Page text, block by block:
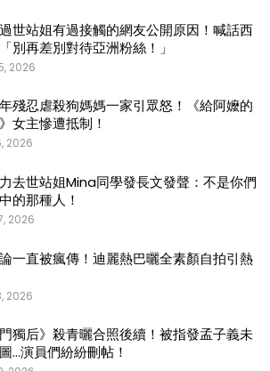
世站姐有過接觸的網友公開原因！喊話西
別再差別對待亞洲粉絲！」
2026
殘忍虐殺狗媽媽一家引眾怒！《給阿嬤的
女主慘遭抵制！
2026
去世站姐Mina同學發長文發聲：不是你們
的那種人！
2026
一直被瘋傳！迪麗熱巴曬全素顏自拍引熱
2026
門獨后》殺青曬合照後續！被指發孟子義未
…演員們紛紛刪帖！